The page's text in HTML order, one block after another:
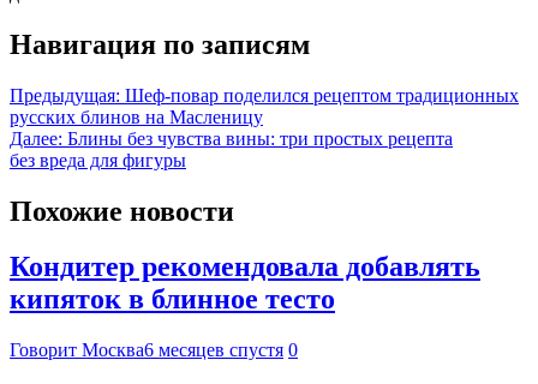
Навигация по записям
Предыдущая: Шеф-повар поделился рецептом традиционных
русских блинов на Масленицу
Далее: Блины без чувства вины: три простых рецепта
без вреда для фигуры
Похожие новости
Кондитер рекомендовала добавлять
кипяток в блинное тесто
Говорит Москва6 месяцев спустя 0